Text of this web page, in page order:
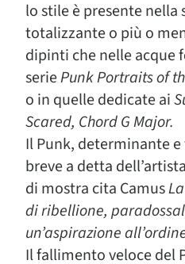
lo stile è presente nella
totalizzante o più o
dipinti che nelle acque
seriePunk Portraits of
o in quelle dedicate ai
Scared, Chord G Major.
Il Punk, determinante
breve a detta
di mostra cita Camus
di ribellione,
un’aspirazione
Il fallimento veloce del